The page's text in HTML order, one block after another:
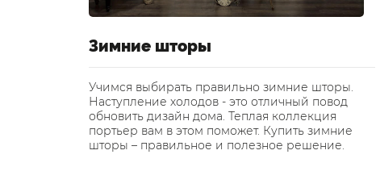
Зимние шторы
Учимся выбирать правильно зимние шторы.
Наступление холодов - это отличный повод
обновить дизайн дома. Теплая коллекция
портьер вам в этом поможет. Купить зимние
шторы – правильное и полезное решение.